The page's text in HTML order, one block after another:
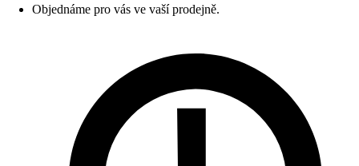
Objednáme pro vás ve vaší prodejně.